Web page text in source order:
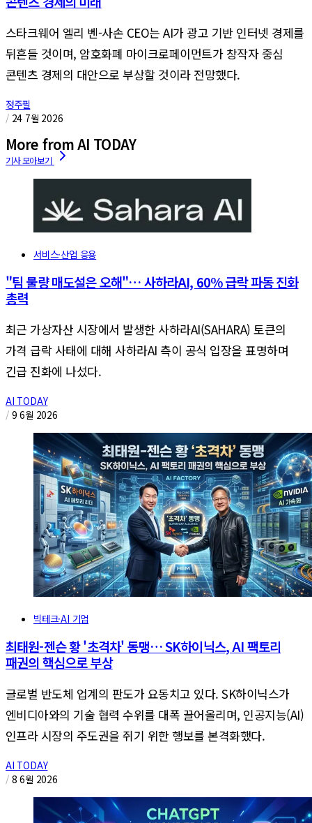
스타크웨어 엘리 벤-사손 CEO는 AI가 광고 기반 인터넷 경제를
뒤흔들 것이며, 암호화폐 마이크로페이먼트가 창작자 중심
콘텐츠 경제의 대안으로 부상할 것이라 전망했다.
정주필
/ 24 7월 2026
More from AI TODAY
서비스·산업 응용
"팀 물량 매도설은 오해"… 사하라AI, 60% 급락 파동 진화
총력
최근 가상자산 시장에서 발생한 사하라AI(SAHARA) 토큰의
가격 급락 사태에 대해 사하라AI 측이 공식 입장을 표명하며
긴급 진화에 나섰다.
AI TODAY
/ 9 6월 2026
빅테크·AI 기업
최태원-젠슨 황 '초격차' 동맹… SK하이닉스, AI 팩토리
패권의 핵심으로 부상
글로벌 반도체 업계의 판도가 요동치고 있다. SK하이닉스가
엔비디아와의 기술 협력 수위를 대폭 끌어올리며, 인공지능(AI)
인프라 시장의 주도권을 쥐기 위한 행보를 본격화했다.
AI TODAY
/ 8 6월 2026